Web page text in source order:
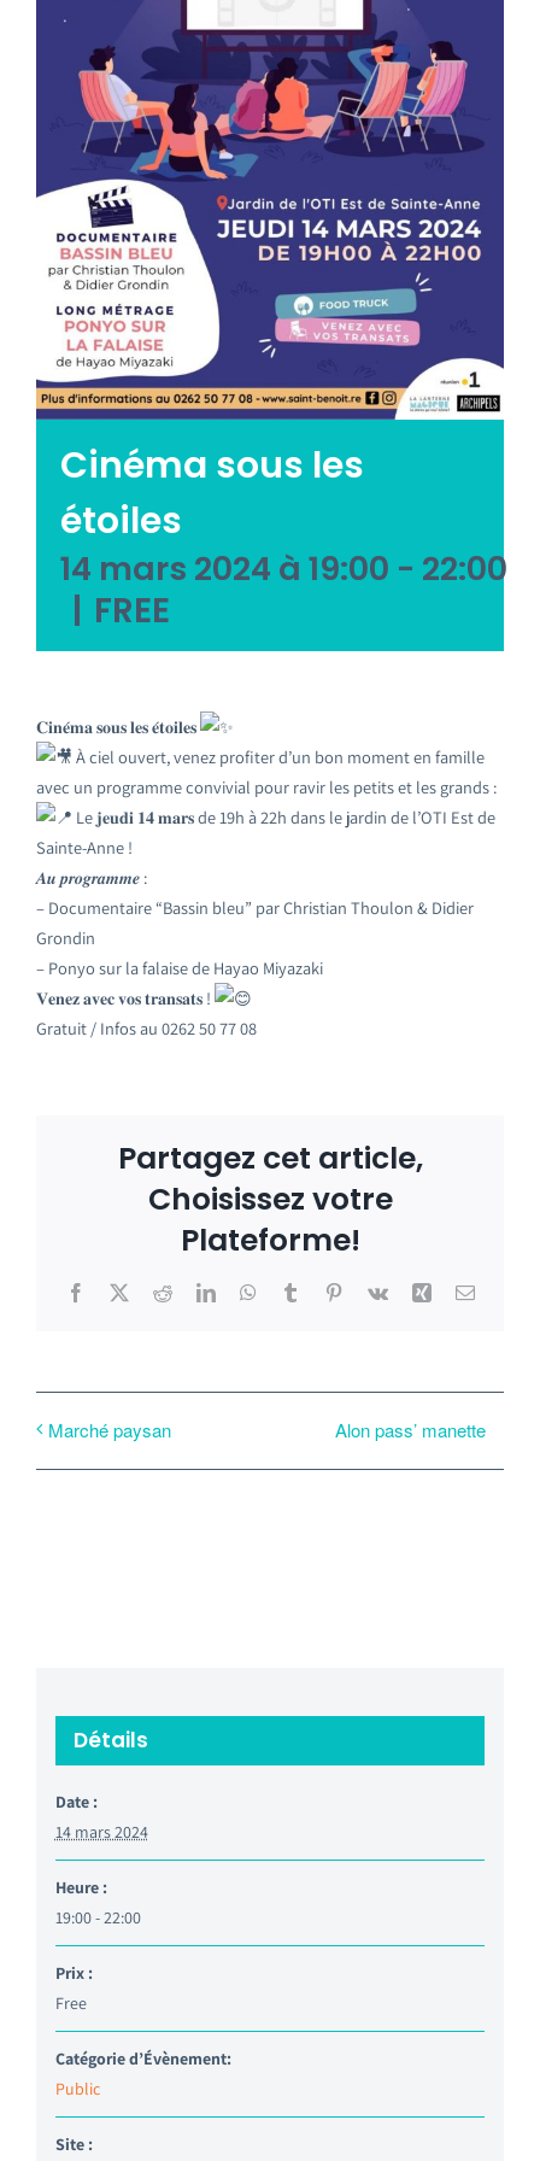
Emploi tourisme
Contact
Cinéma sous les
étoiles
14 mars 2024 à 19:00 - 22:00
| FREE
𝐂𝐢𝐧𝐞́𝐦𝐚 𝐬𝐨𝐮𝐬 𝐥𝐞𝐬 𝐞́𝐭𝐨𝐢𝐥𝐞𝐬
À ciel ouvert, venez profiter d’un bon moment en famille
avec un programme convivial pour ravir les petits et les grands :
Le 𝐣𝐞𝐮𝐝𝐢 𝟏𝟒 𝐦𝐚𝐫𝐬 de 19h à 22h dans le jardin de l’OTI Est de
Sainte-Anne !
𝑨𝒖 𝒑𝒓𝒐𝒈𝒓𝒂𝒎𝒎𝒆 :
– Documentaire “Bassin bleu” par Christian Thoulon & Didier
Grondin
– Ponyo sur la falaise de Hayao Miyazaki
𝐕𝐞𝐧𝐞𝐳 𝐚𝐯𝐞𝐜 𝐯𝐨𝐬 𝐭𝐫𝐚𝐧𝐬𝐚𝐭𝐬 !
Gratuit / Infos au 0262 50 77 08
Partagez cet article,
Choisissez votre
Plateforme!
Facebook
X RedditLinkedInWhatsApp
TumblrPinterest
Vk Xing Email
Marché paysan Alon pass’ manette
Détails
Date :
14 mars 2024
Heure :
19:00 - 22:00
Prix :
Free
Catégorie d’Évènement:
Public
Site :